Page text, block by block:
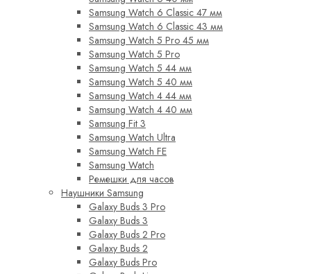
Samsung Watch 6 Classic 47 мм
Samsung Watch 6 Classic 43 мм
Samsung Watch 5 Pro 45 мм
Samsung Watch 5 Pro
Samsung Watch 5 44 мм
Samsung Watch 5 40 мм
Samsung Watch 4 44 мм
Samsung Watch 4 40 мм
Samsung Fit 3
Samsung Watch Ultra
Samsung Watch FE
Samsung Watch
Ремешки для часов
Наушники Samsung
Galaxy Buds 3 Pro
Galaxy Buds 3
Galaxy Buds 2 Pro
Galaxy Buds 2
Galaxy Buds Pro